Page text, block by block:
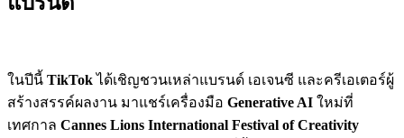
ในปีนี้ TikTokได้เชิญชวนเหล่าแบรนด์ เอเจนซี และครีเอเตอร์ผู้
สร้างสรรค์ผลงาน มาแชร์เครื่องมือ Generative AI ใหม่ที่
เทศกาล Cannes Lions International Festival of Creativity